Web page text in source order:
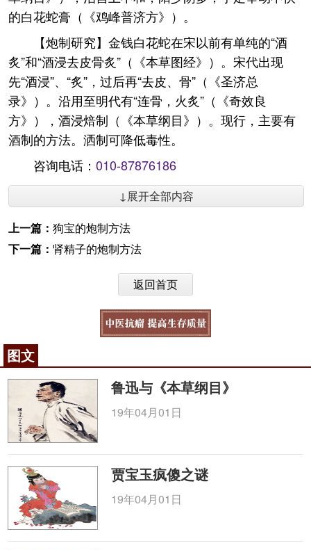
的白花蛇膏（《鸡峰普济方》）。
【炮制研究】金钱白花蛇在宋以前有单纯的“酒
炙”和“酒浸去皮骨炙”（《本草图经》）。宋代出现
先“酒浸”、“炙”，过后再“去皮、骨”（《圣济总
录》）。沿用至明代有“连骨，火炙”（《奇效良
方》），酒浸焙制（《本草纲目》）。现行，主要有
酒制的方法。洒制可降低毒性。
咨询电话： 010-87876186
↓展开全部内容
上一篇： 狗宝的炮制方法
下一篇： 肾精子的炮制方法
返回首页
图文
鲁迅与《本草纲目》
19年04月01日
贾宝玉疯傻之谜
19年04月01日